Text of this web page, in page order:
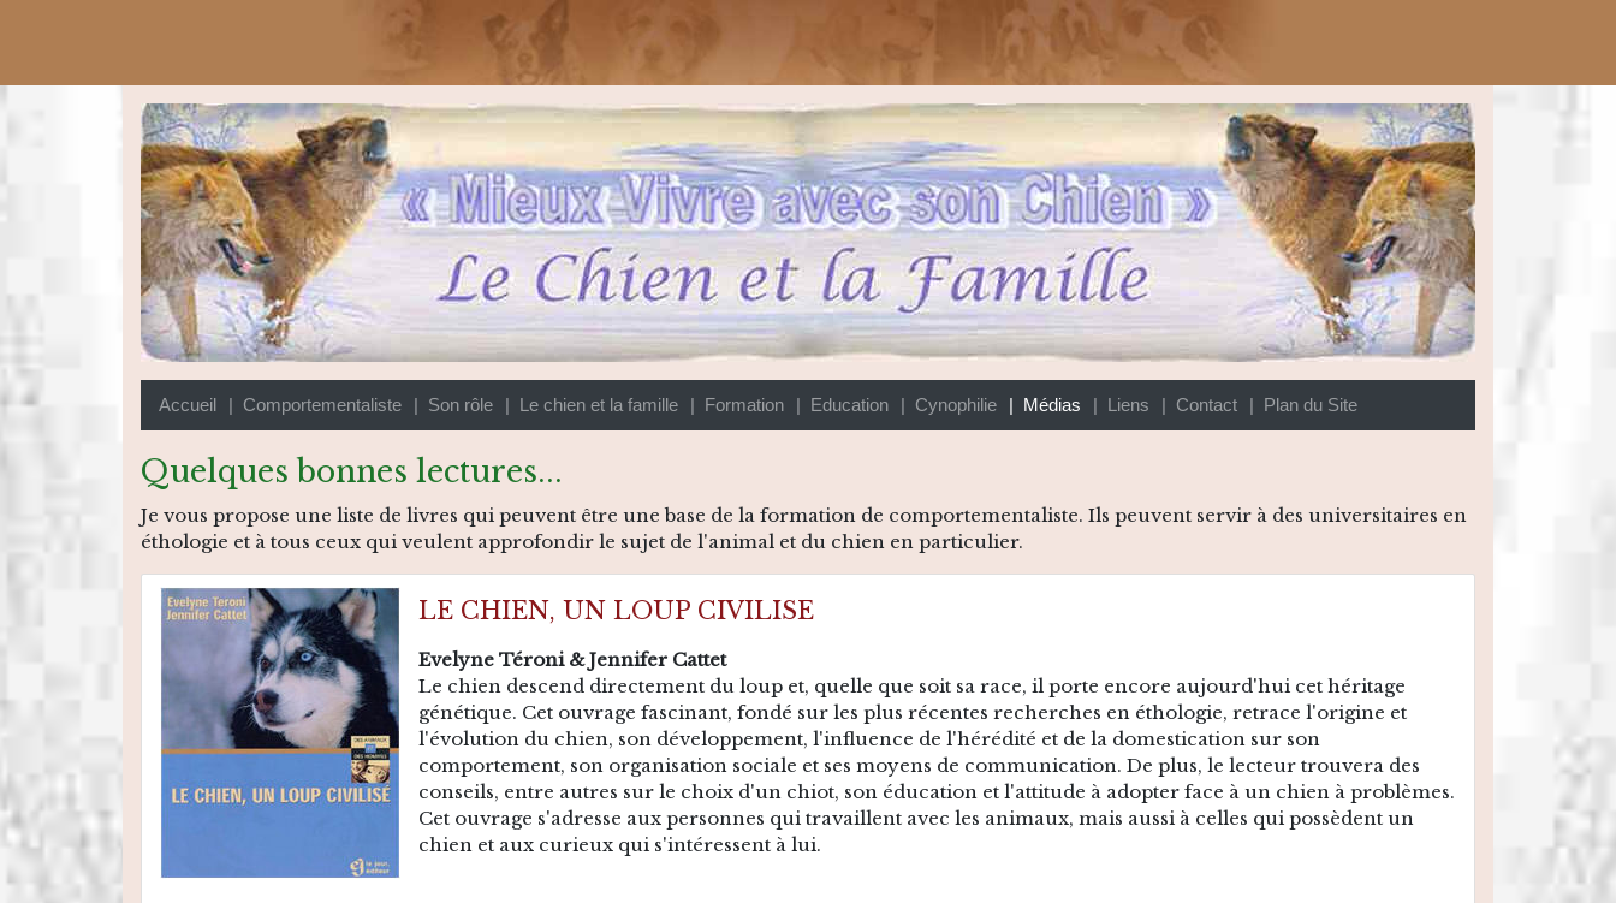
Accueil (current)
| Comportementaliste | Son rôle | Le chien et la famille | Formation | Education | Cynophilie | Médias | Liens | Contact | Plan du Site
Quelques bonnes lectures...
Je vous propose une liste de livres qui peuvent être une base de la formation de comportementaliste. Ils peuvent servir à des universitaires en
éthologie et à tous ceux qui veulent approfondir le sujet de l'animal et du chien en particulier.
LE CHIEN, UN LOUP CIVILISE
Evelyne Téroni & Jennifer Cattet
Le chien descend directement du loup et, quelle que soit sa race, il porte encore aujourd'hui cet héritage
génétique. Cet ouvrage fascinant, fondé sur les plus récentes recherches en éthologie, retrace l'origine et
l'évolution du chien, son développement, l'influence de l'hérédité et de la domestication sur son
comportement, son organisation sociale et ses moyens de communication. De plus, le lecteur trouvera des
conseils, entre autres sur le choix d'un chiot, son éducation et l'attitude à adopter face à un chien à problèmes.
Cet ouvrage s'adresse aux personnes qui travaillent avec les animaux, mais aussi à celles qui possèdent un
chien et aux curieux qui s'intéressent à lui.